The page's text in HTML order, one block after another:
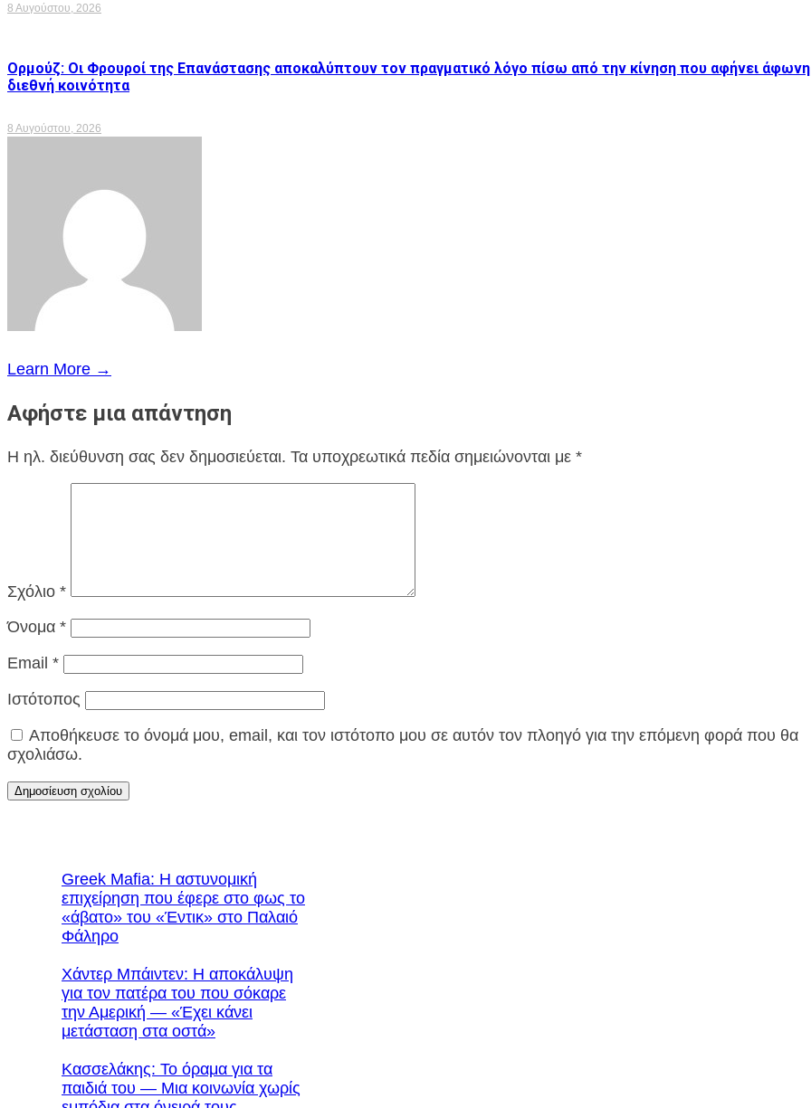
8 Αυγούστου, 2026
Ορμούζ: Οι Φρουροί της Επανάστασης αποκαλύπτουν τον πραγματικό λόγο πίσω από την κίνηση που αφήνει
διεθνή κοινότητα
8 Αυγούστου, 2026
Learn More →
Αφήστε μια απάντηση
Η ηλ. διεύθυνση σας δεν δημοσιεύεται. Τα υποχρεωτικά πεδία σημειώνονται με *
Σχόλιο *
Όνομα *
Email *
Ιστότοπος
Αποθήκευσε το όνομά μου, email, και τον ιστότοπο μου σε αυτόν τον πλοηγό για την επόμενη φορά που θα
σχολιάσω.
Greek Mafia: Η αστυνομική
επιχείρηση που έφερε στο φως το
«άβατο» του «Έντικ» στο Παλαιό
Φάληρο
Χάντερ Μπάιντεν: Η αποκάλυψη
για τον πατέρα του που σόκαρε
την Αμερική — «Έχει κάνει
μετάσταση στα οστά»
Κασσελάκης: Το όραμα για τα
παιδιά του — Μια κοινωνία χωρίς